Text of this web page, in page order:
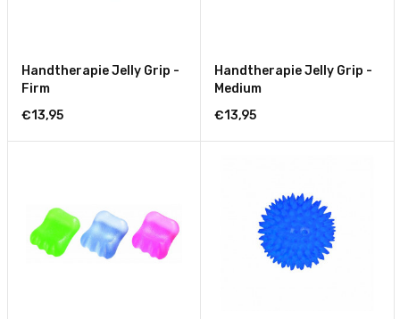
Handtherapie Jelly Grip -
Firm
€13,95
Handtherapie Jelly Grip -
Medium
€13,95